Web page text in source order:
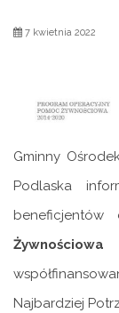
7 kwietnia 2022
Gminny
Podlaska
Najbardziej